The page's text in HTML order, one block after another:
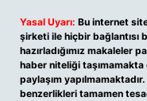
Yasal Uyarı: Bu internet
şirketi ile hiçbir bağlantısı
hazırladığımız makaleler
haber niteliği
paylaşım
benzerlikleri tamamen